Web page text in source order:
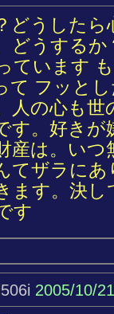
どうした
どうする
ています
て フッと
人の心も世
す。好き
産は。いつ
てザラに
ます。決
す
2005/10/